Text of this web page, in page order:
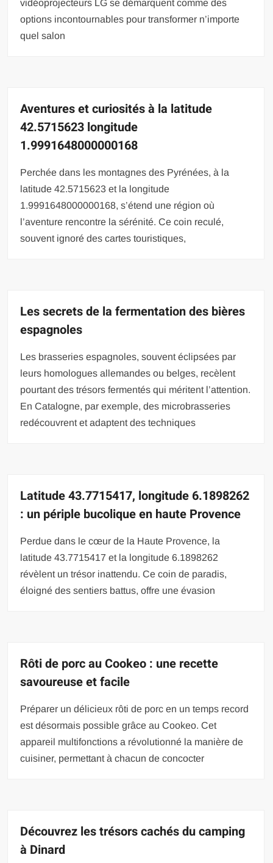
vidéoprojecteurs LG se démarquent comme des
options incontournables pour transformer n’importe
quel salon
Aventures et curiosités à la latitude
42.5715623 longitude
1.9991648000000168
Perchée dans les montagnes des Pyrénées, à la
latitude 42.5715623 et la longitude
1.9991648000000168, s’étend une région où
l’aventure rencontre la sérénité. Ce coin reculé,
souvent ignoré des cartes touristiques,
Les secrets de la fermentation des bières
espagnoles
Les brasseries espagnoles, souvent éclipsées par
leurs homologues allemandes ou belges, recèlent
pourtant des trésors fermentés qui méritent l’attention.
En Catalogne, par exemple, des microbrasseries
redécouvrent et adaptent des techniques
Latitude 43.7715417, longitude 6.1898262
: un périple bucolique en haute Provence
Perdue dans le cœur de la Haute Provence, la
latitude 43.7715417 et la longitude 6.1898262
révèlent un trésor inattendu. Ce coin de paradis,
éloigné des sentiers battus, offre une évasion
Rôti de porc au Cookeo : une recette
savoureuse et facile
Préparer un délicieux rôti de porc en un temps record
est désormais possible grâce au Cookeo. Cet
appareil multifonctions a révolutionné la manière de
cuisiner, permettant à chacun de concocter
Découvrez les trésors cachés du camping
à Dinard